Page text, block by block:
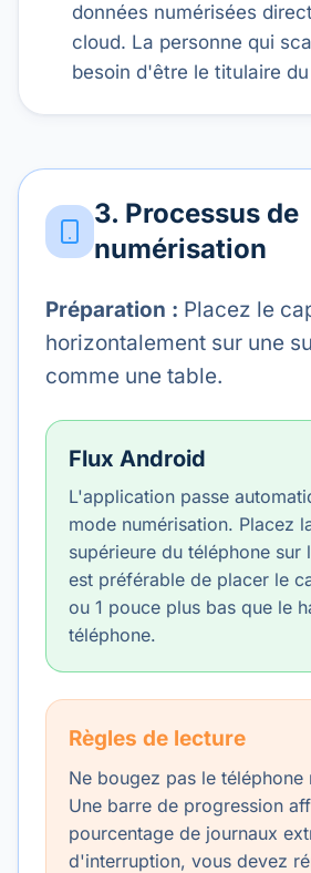
données numérisées
cloud. La personne qui
besoin d'être le titulaire
3. Processus de
numérisation
Préparation : Placez le
horizontalement sur une
comme une table.
Flux Android
L'application passe
mode numérisation. Placez
supérieure du téléphone sur
est préférable de placer le
ou 1 pouce plus bas que le
téléphone.
Règles de lecture
Ne bougez pas le téléphone
Une barre de progression
pourcentage de journaux
d'interruption, vous devez